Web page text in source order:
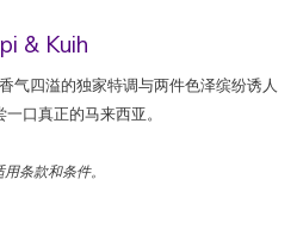
& Kuih
气四溢的独家特调与两件色泽缤纷诱人
口真正的马来西亚。
条款和条件。